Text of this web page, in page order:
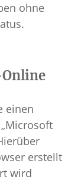
ohne
einen
erstellt
wird